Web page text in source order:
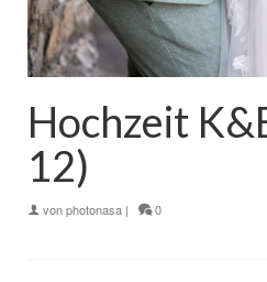
Hochzeit
12)
vonphotonasa | 0